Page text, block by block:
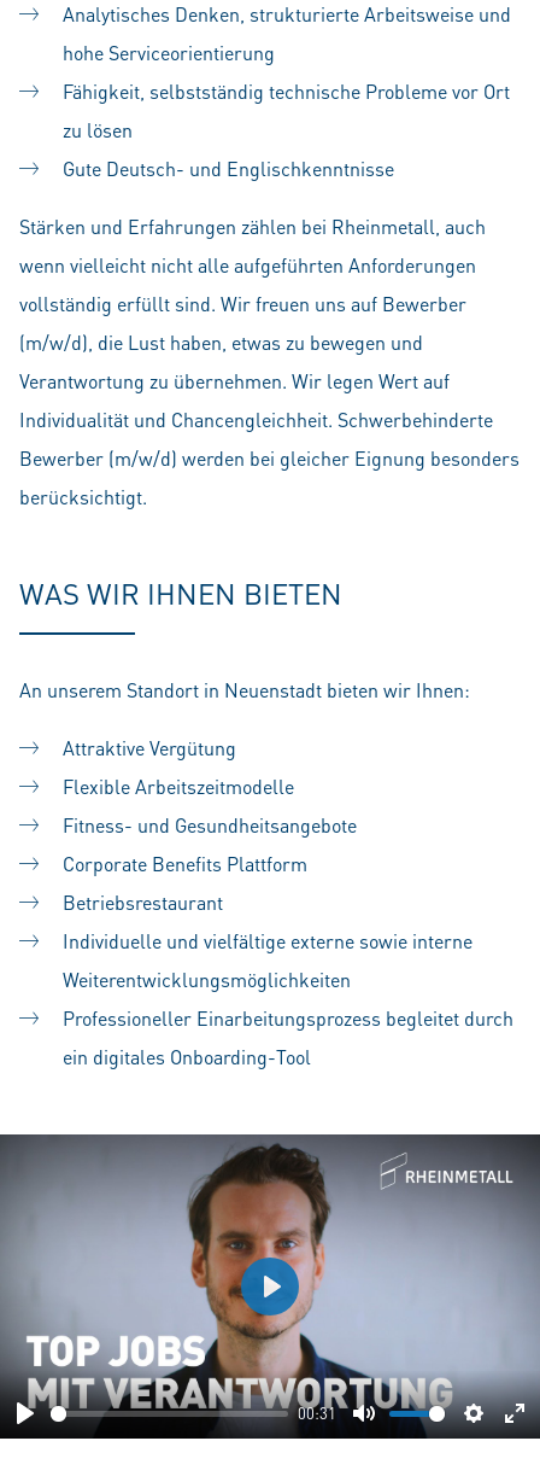
Analytisches Denken, strukturierte Arbeitsweise und
hohe Serviceorientierung
Fähigkeit, selbstständig technische Probleme vor Ort
zu lösen
Gute Deutsch- und Englischkenntnisse
Stärken und Erfahrungen zählen bei Rheinmetall, auch
wenn vielleicht nicht alle aufgeführten Anforderungen
vollständig erfüllt sind. Wir freuen uns auf Bewerber
(m/w/d), die Lust haben, etwas zu bewegen und
Verantwortung zu übernehmen. Wir legen Wert auf
Individualität und Chancengleichheit. Schwerbehinderte
Bewerber (m/w/d) werden bei gleicher Eignung besonders
berücksichtigt.
WAS WIR IHNEN BIETEN
An unserem Standort in Neuenstadt bieten wir Ihnen:
Attraktive Vergütung
Flexible Arbeitszeitmodelle
Fitness- und Gesundheitsangebote
Corporate Benefits Plattform
Betriebsrestaurant
Individuelle und vielfältige externe sowie interne
Weiterentwicklungsmöglichkeiten
Professioneller Einarbeitungsprozess begleitet durch
ein digitales Onboarding-Tool
Play
00:31
Mute
Play